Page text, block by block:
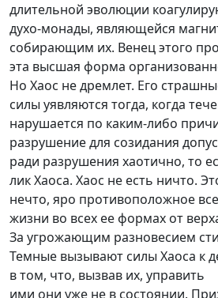
длительной эволюции
духо-монады, являющейся
собирающим их. Венец этого
эта высшая форма
Но Хаос не дремлет. Его
силы уявляются тогда, когда
нарушается по каким-либо
разрушение для созидания
ради разрушения хаотично, то
лик Хаоса. Хаос не есть ничто.
нечто, яро противоположное
жизни во всех ее формах от
За угрожающим разновесием
Темные вызывают силы Хаоса к
в том, что, вызвав их, управить
ими они уже не в состоянии.